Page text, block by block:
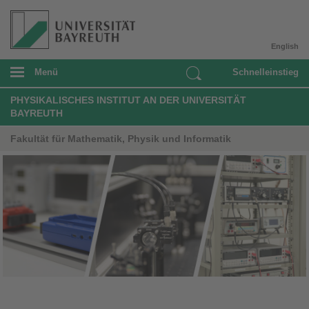
English
Menü Schnelleinstieg
PHYSIKALISCHES INSTITUT AN DER UNIVERSITÄT
BAYREUTH
Fakultät für Mathematik, Physik und Informatik